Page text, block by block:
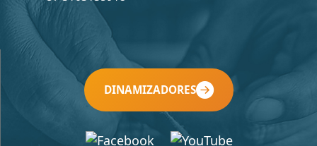
DINAMIZADORES